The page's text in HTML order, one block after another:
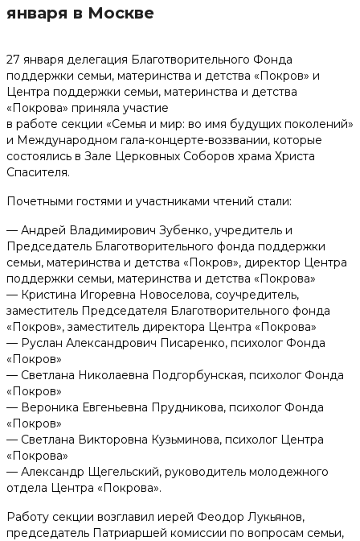
Помочь делом
Помочь деньгами
Телефоны доверия для будущих мам:
Наши соц. сети
января в Москве
27 января делегация Благотворительного Фонда
поддержки семьи, материнства и детства «Покров» и
Центра поддержки семьи, материнства и детства
«Покрова» приняла участие
в работе секции «Семья и мир: во имя будущих поколений»
и Международном гала-концерте-воззвании, которые
состоялись в Зале Церковных Соборов храма Христа
Спасителя.
Почетными гостями и участниками чтений стали:
— Андрей Владимирович Зубенко, учредитель и
Председатель Благотворительного фонда поддержки
семьи, материнства и детства «Покров», директор Центра
поддержки семьи, материнства и детства «Покрова»
— Кристина Игоревна Новоселова, соучредитель,
заместитель Председателя Благотворительного фонда
«Покров», заместитель директора Центра «Покрова»
— Руслан Александрович Писаренко, психолог Фонда
«Покров»
— Светлана Николаевна Подгорбунская, психолог Фонда
«Покров»
— Вероника Евгеньевна Прудникова, психолог Фонда
«Покров»
— Светлана Викторовна Кузьминова, психолог Центра
«Покрова»
— Александр Щегельский, руководитель молодежного
отдела Центра «Покрова».
Работу секции возглавил иерей Феодор Лукьянов,
председатель Патриаршей комиссии по вопросам семьи,